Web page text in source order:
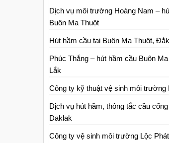
Dịch vụ môi trường Hoàng Nam –
Buôn Ma Thuột
Hút hầm cầu tại Buôn Ma Thuột,
Phúc Thắng – hút hầm cầu Buôn
Lắk
Công ty kỹ thuật vệ sinh môi trường
Dịch vụ hút hầm, thông tắc cầu
Daklak
Công ty vệ sinh môi trường Lộc